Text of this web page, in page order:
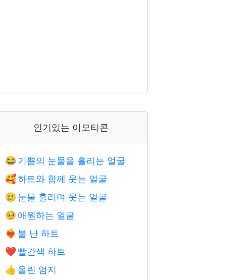
인기있는 이모티콘
😂 기쁨의 눈물을 흘리는 얼굴
🥰하트와 함께 웃는 얼굴
🥲 눈물 흘리며 웃는 얼굴
🥺 애원하는 얼굴
❤️‍🔥 불 난 하트
❤️ 빨간색 하트
👍 올린 엄지